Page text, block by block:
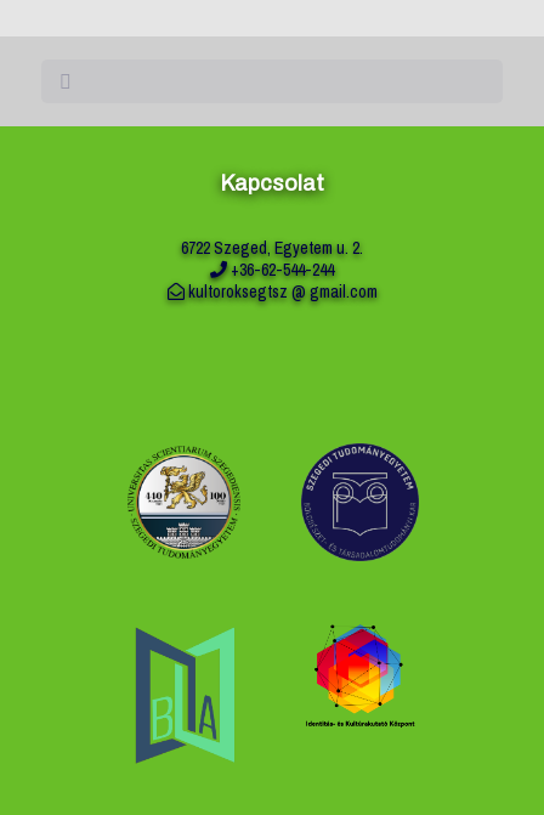
Kapcsolat
6722 Szeged, Egyetem u. 2.
+36-62-544-244
kultoroksegtsz @ gmail.com